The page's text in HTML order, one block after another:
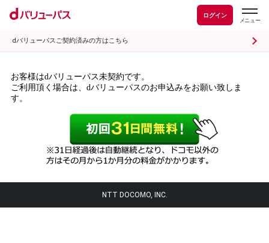
ログイン
dバリューパスご契約済みの方はこちら
お客様はdバリューパス未契約です。
ご利用頂く場合は、dバリューパスのお申込みをお願い致しま
す。
NTT DOCOMO, INC.